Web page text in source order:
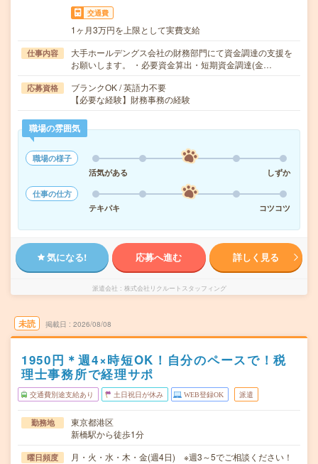
交通費
1ヶ月3万円を上限として実費支給
仕事内容
大手ホールデングス会社の財務部門にて資金調達の支援を
お願いします。 ・必要資金算出・短期資金調達(金…
応募資格
ブランクOK / 英語力不要
【必要な経験】財務事務の経験
職場の雰囲気
職場の様子
活気がある
しずか
仕事の仕方
テキパキ
コツコツ
気になる! 応募へ進む 詳しく見る
派遣会社 株式会社リクルートスタッフィング
未読 掲載日 2026/08/08
1950円＊週4×時短OK！自分のペースで！税
理士事務所で経理サポ
交通費別途支給あり 土日祝日が休み WEB登録OK 派遣
勤務地
東京都港区
新橋駅から徒歩1分
曜日頻度
月・火・水・木・金(週4日) ※週3～5でご相談ください！